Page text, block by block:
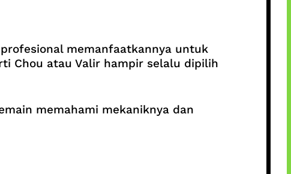
memanfaatkannya untuk
Chou atau Valir hampir selalu dipilih
memahami mekaniknya dan